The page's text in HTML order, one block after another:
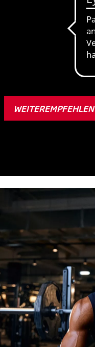
Als Fitness First
ihr genießt
WEITEREMPFEHLEN